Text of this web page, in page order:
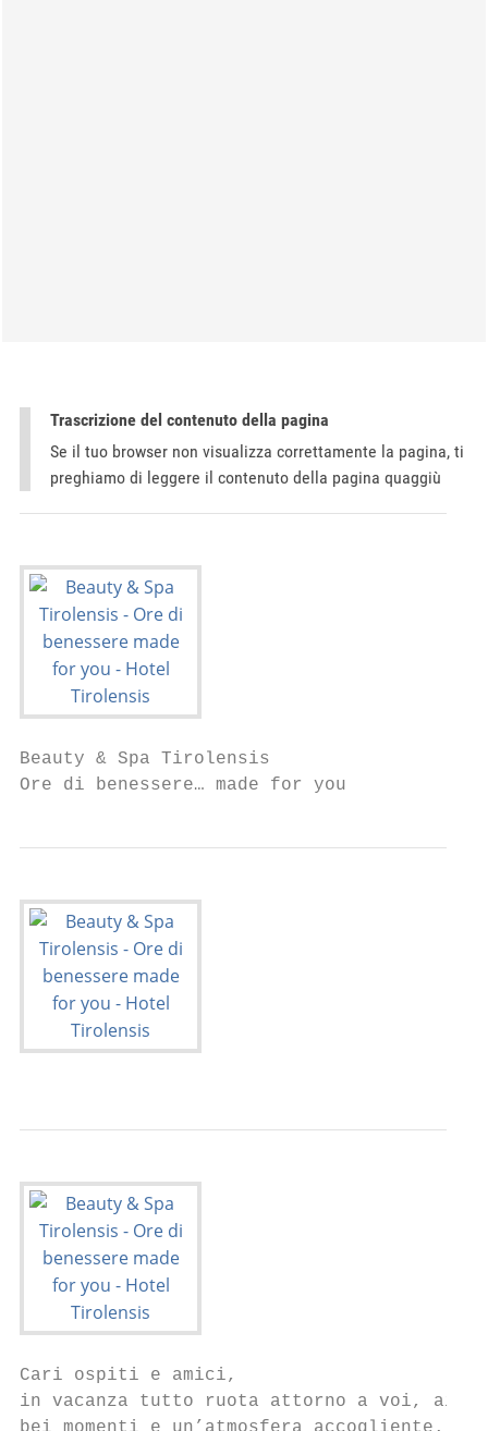
Trascrizione del contenuto della pagina
Se il tuo browser non visualizza correttamente la pagina, ti
preghiamo di leggere il contenuto della pagina quaggiù
Beauty & Spa Tirolensis
Ore di benessere… made for you
Cari ospiti e amici,
in vacanza tutto ruota attorno a voi, ai